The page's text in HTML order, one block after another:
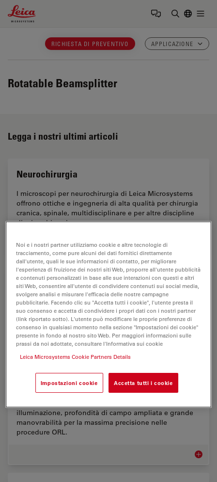
Leica Microsystems Logo
RICHIESTA DI PREVENTIVO APPLICAZIONE
Rotatable Beamsplitter
Legga i nostri ultimi articoli
Neurochirurgia
I microscopi per neurochirurgia di Leica Microsystems
offrono ottiche e ingegneria di alta qualità per chirurgia
cranica, spinale, multidisciplinare e per altre discipline
di microchirurgia.
Oftalmologia
I microscopi operatori Leica per oftalmologia
rappresentano l'eccellenza nell'ottica e
nell'illuminazione, consentendo ai chirurghi di eseguire
interventi con un elevato grado di precisione e di…
Otorinolaringoiatria (ORL)
illuminazione, profondità di campo ampliata e grande
manovrabilità per la massima precisione nelle
procedure ORL.
Noi e i nostri partner utilizziamo cookie e altre tecnologie di
tracciamento, come pure alcuni dei dati fornitici direttamente
dall'utente, quali le sue informazioni di contatto, per migliorare
l'esperienza di fruizione dei nostri siti Web, proporre all'utente pubblicità
e contenuti personalizzati in base alle sue interazioni con questi e altri
siti Web, consentire all'utente di condividere contenuti sui social media,
svolgere analisi e misurare l'efficacia delle nostre campagne
pubblicitarie. Facendo clic su "Accetta tutti i cookie", l'utente presta il
suo consenso e accetta di condividere i propri dati con i nostri partner
(link riportato sotto). L'utente può modificare le proprie preferenze di
consenso in qualsiasi momento nella sezione "Impostazioni dei cookie"
presente in fondo al nostro sito Web. Per maggiori informazioni sulle
prassi da noi adottate, consultare l'Informativa sui cookie
Leica Microsystems Cookie Partners Details
Impostazioni cookie Accetta tutti i cookie